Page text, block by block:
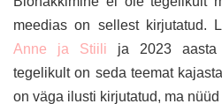
meedias on sellest kirjutatud.
Anne ja Stiili ja 2023 aasta
tegelikult on seda teemat
on väga ilusti kirjutatud, ma